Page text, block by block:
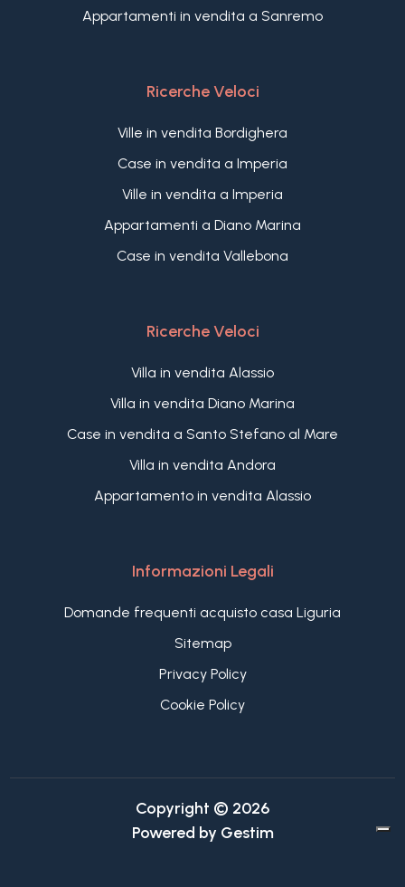
Appartamenti in vendita a Sanremo
Ricerche Veloci
Ville in vendita Bordighera
Case in vendita a Imperia
Ville in vendita a Imperia
Appartamenti a Diano Marina
Case in vendita Vallebona
Ricerche Veloci
Villa in vendita Alassio
Villa in vendita Diano Marina
Case in vendita a Santo Stefano al Mare
Villa in vendita Andora
Appartamento in vendita Alassio
Informazioni Legali
Domande frequenti acquisto casa Liguria
Sitemap
Privacy Policy
Cookie Policy
Copyright © 2026
Powered by Gestim